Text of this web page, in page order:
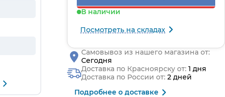
В наличии
Посмотреть на складах
Самовывоз из нашего магазина от:
Сегодня
Доставка по Красноярску от:1 дня
Доставка по России от:2 дней
Подробнее о доставке